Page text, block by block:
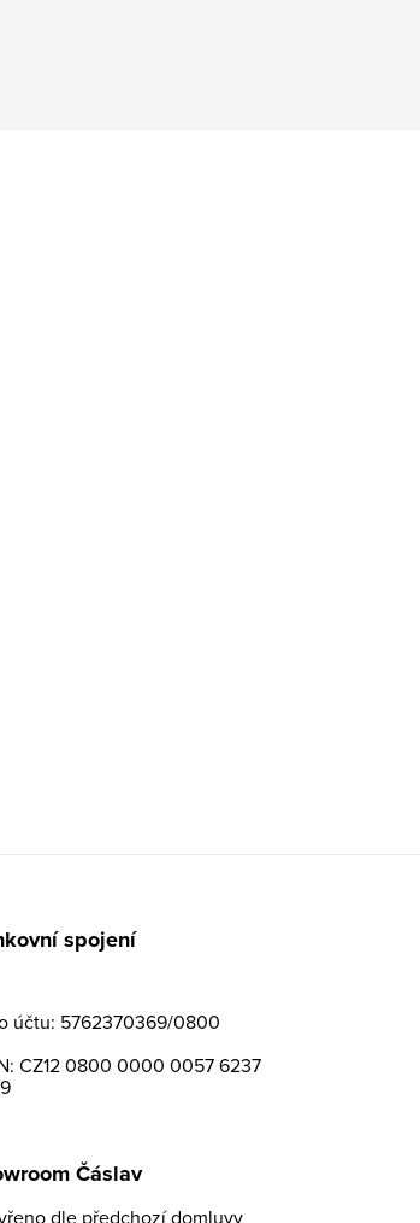
spojení
účtu: 5762370369/0800
CZ12 0800 0000 0057 6237
Čáslav
dle předchozí domluvy